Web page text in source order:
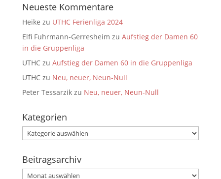
Neueste Kommentare
Heike zu UTHC Ferienliga 2024
Elfi Fuhrmann-Gerresheim zu Aufstieg der Damen 60
in die Gruppenliga
UTHCzu Aufstieg der Damen 60 in die Gruppenliga
UTHCzu Neu, neuer, Neun-Null
Peter Tessarzikzu Neu, neuer, Neun-Null
Kategorien
Kategorien
Beitragsarchiv
Beitragsarchiv